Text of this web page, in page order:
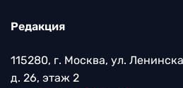
Редакция
115280, г. Москва, ул.
д. 26, этаж 2